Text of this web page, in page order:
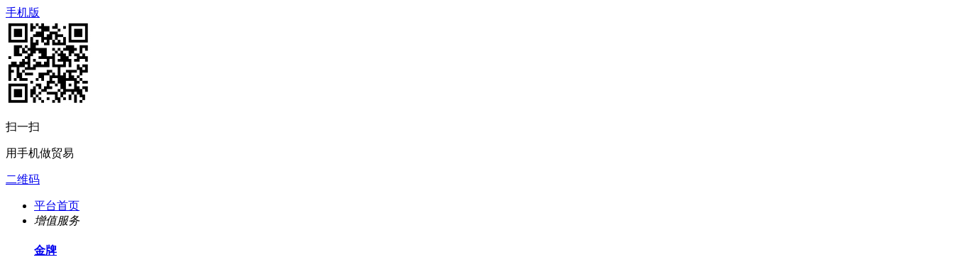
手机版
扫一扫
用手机做贸易
二维码
平台首页
增值服务
金牌